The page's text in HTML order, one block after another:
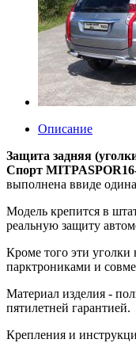
Описание
Защита задняя
Спорт
выполнена ввиде
Модель крепится в
реальную защиту
Кроме того эти
парктрониками и
Материал изделия -
пятилетней гарантией.
Крепления и